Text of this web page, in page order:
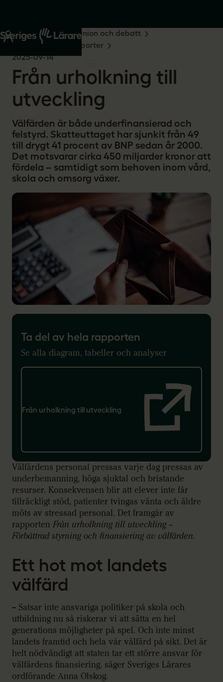
Start Om oss
Opinion och debatt
Undersökningar & rapporter
2025-09-14
Från urholkning till
utveckling
Välfärden är både underfinansierad och
felstyrd. Skatteuttaget har sjunkit från 49
till drygt 41 procent av BNP sedan år 2000.
Det motsvarar cirka 450 miljarder kronor att
fördela – samtidigt som behoven inom vård,
skola och omsorg växer.
Ta del av hela rapporten
Se alla diagram, tabeller och analyser
Från urholkning till utveckling
Välfärdens personal pressas varje dag pressas av
underbemanning, höga sjuktal och bristande
resurser. Konsekvensen blir att elever inte får
tillräckligt stöd, patienter tvingas vänta och äldre
möts av stressad personal. Det framgår av
rapporten Från urholkning till utveckling –
Förbättrad styrning och finansiering av välfärden.
Ett hot mot landets
välfärd
– Satsar inte ansvariga politiker på skola och
utbildning nu så riskerar vi att sätta en hel
generations möjligheter på spel. Och inte minst
landets framtid och hela vår välfärd på sikt. Det är
helt nödvändigt att staten tar ett större ansvar för
välfärdens finansiering, säger Sveriges Lärares
ordförande Anna Olskog.